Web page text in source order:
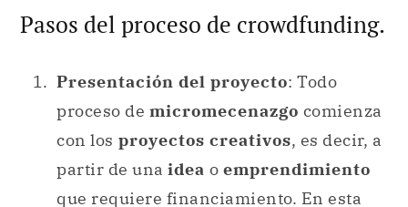
Pasos del proceso de crowdfunding.
Presentación del proyecto: Todo
proceso de micromecenazgo comienza
con los proyectos creativos, es decir, a
partir de una idea o emprendimiento
que requiere financiamiento. En esta